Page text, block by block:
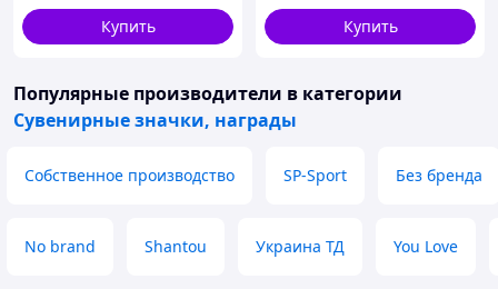
Купить
Купить
Популярные производители в категории
Сувенирные значки, награды
Собственное производство SP-Sport Без бренда
No brand Shantou Украина ТД You Love